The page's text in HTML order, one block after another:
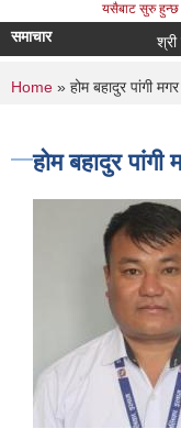
यसैबाट सुरु हुन्छ
समाचार श्री
You are here
Home » होम बहादुर पांगी मगर
होम बहादुर पांगी